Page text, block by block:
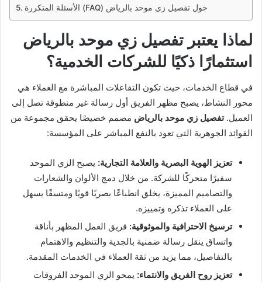
الأسئلة المتكررة (FAQ) حول تفصيل زي موحد بالرياض
لماذا يعتبر تفصيل زي موحد بالرياض
استثمارًا ذكيًا للشركات الخدمية؟
في قطاع الخدمات، حيث تكون التفاعلات المباشرة مع العملاء هي
محور النشاط، يصبح مظهر الفريق أول رسالة غير منطوقة تصل إلى
العميل.تفصيل زي موحد بالرياض مصمم خصيصًا يحقق مجموعة من
الفوائد الجوهرية التي تعود بالنفع المباشر على المؤسسة:
تعزيز الهوية البصرية والعلامة التجارية: يصبح الزي الموحد
سفيرًا متحركًا للشركة. من خلال دمج الألوان والشعارات
والتصاميم المميزة، يخلق انطباعًا بصريًا قويًا ومتسقًا يسهل
على العملاء تذكره وتمييزه.
ترسيخ الاحترافية والموثوقية: فريق العمل المظهر بأناقة
واتساق ينقل رسالة ضمنية بالجدية والتنظيم والاهتمام
بالتفاصيل، مما يزيد من ثقة العملاء في الخدمات المقدمة.
تعزيز روح الفريق والانتماء: يمحو الزي الموحد الفروقات